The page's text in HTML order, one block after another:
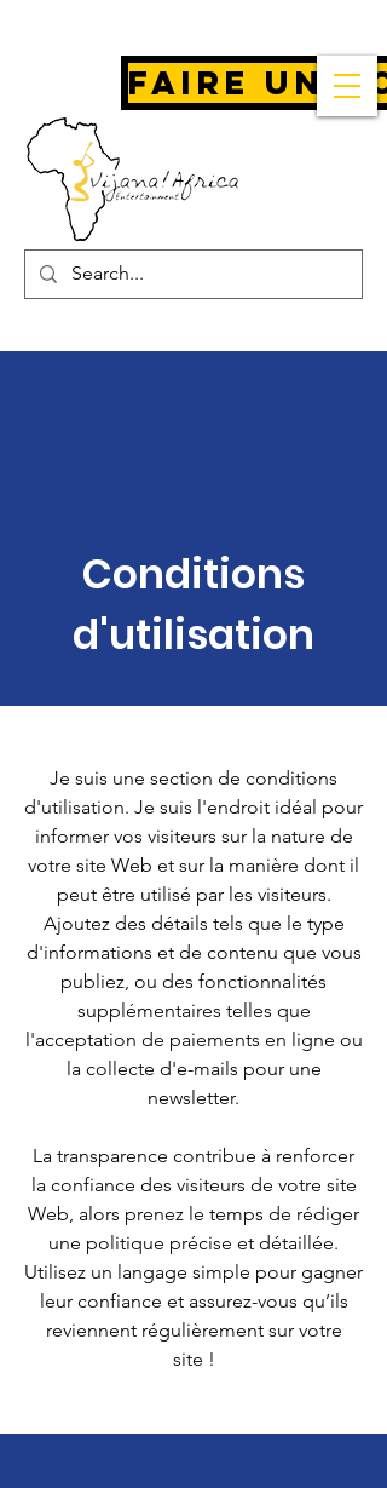
Faire un
Conditions
d'utilisation
Je suis une section de conditions
d'utilisation. Je suis l'endroit idéal pour
informer vos visiteurs sur la nature de
votre site Web et sur la manière dont il
peut être utilisé par les visiteurs.
Ajoutez des détails tels que le type
d'informations et de contenu que vous
publiez, ou des fonctionnalités
supplémentaires telles que
l'acceptation de paiements en ligne ou
la collecte d'e-mails pour une
newsletter.
La transparence contribue à renforcer
la confiance des visiteurs de votre site
Web, alors prenez le temps de rédiger
une politique précise et détaillée.
Utilisez un langage simple pour gagner
leur confiance et assurez-vous qu’ils
reviennent régulièrement sur votre
site !